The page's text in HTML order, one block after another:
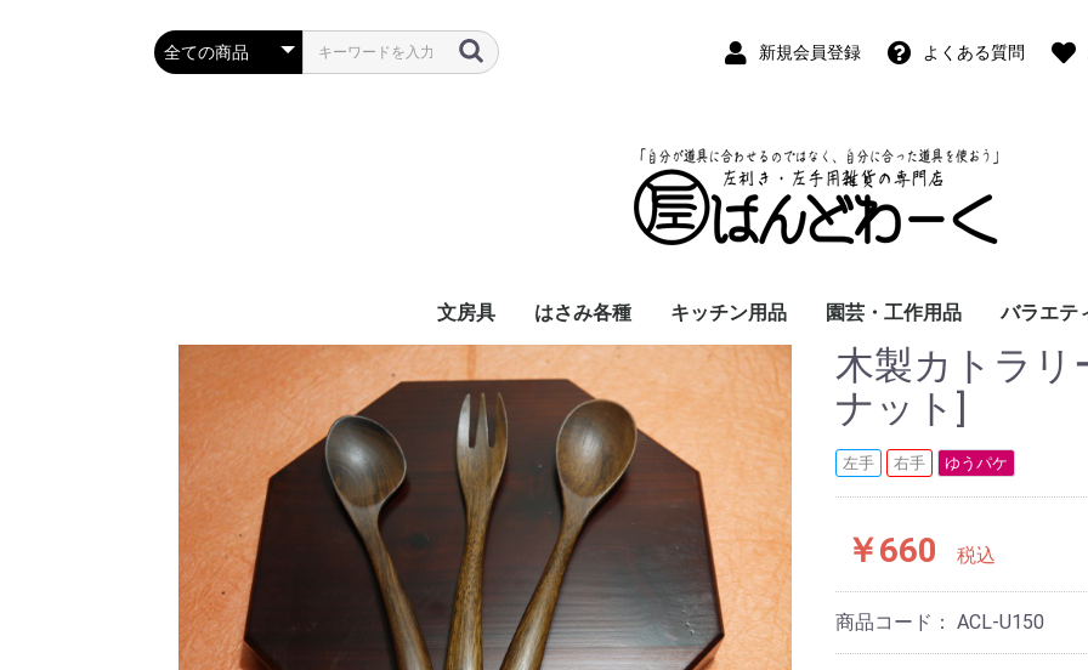
新規会員登録 よくある質問
文房具
万年筆・筆ペン
ボールペン
鉛筆・シャープペン
定規・コンパス
彫刻刀・小刀(切出刀)
事務用品
はさみ各種
学習はさみ
事務はさみ
和裁・洋裁はさみ
美容はさみ
その他・専門はさみ
キッチン用品
洋・和包丁
横手・後手急須
レードル
調理用具
テーブル小物
園芸・工作用品
草取鎌
園芸はさみ
メジャー・曲尺
カッター
工作用具・その他
バラエテ
Wallet(財
時計
デジタル
バラエテ
ファッシ
京扇子
書籍
木製カトラリ
ナット]
左手 右手 ゆうパケ
￥660 税込
商品コード： ACL-U150